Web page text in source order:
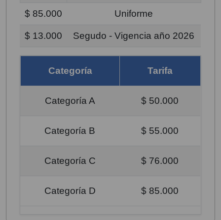
$ 85.000 Uniforme
$ 13.000 Segudo - Vigencia año 2026
Categoría Tarifa
Categoría A $ 50.000
Categoría B $ 55.000
Categoría C $ 76.000
Categoría D $ 85.000